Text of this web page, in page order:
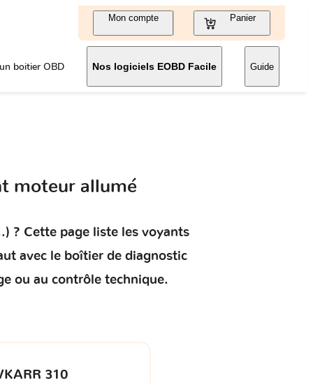
Mon compte Panier
boitier OBD Nos logiciels EOBD Facile Guide
moteur allumé
? Cette page liste les voyants
avec le boîtier de diagnostic
ou au contrôle technique.
310